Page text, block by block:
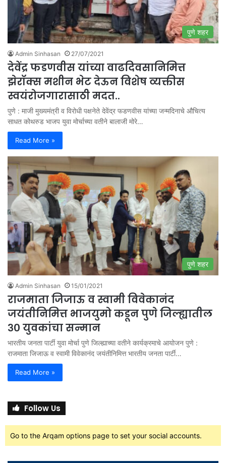
पुणे शहर
Admin Sinhasan 27/07/2021
देवेंद्र फडणवीस यांच्या वाढदिवसानिमित्त
झेरॉक्स मशीन भेट देऊन विशेष व्यक्तीस
स्वयंरोजगारासाठी मदत..
पुणे : माजी मुख्यमंत्री व विरोधी पक्षनेते देवेंद्र फडणवीस यांच्या जन्मदिनाचे औचित्य
साधत कोथरुड भाजप युवा मोर्चाच्या वतीने बालाजी मोरे…
Read More »
पुणे शहर
Admin Sinhasan 15/01/2021
राजमाता जिजाऊ व स्वामी विवेकानंद
जयंतीनिमित्त भाजयुमो कडून पुणे जिल्ह्यातील
३० युवकांचा सन्मान
भारतीय जनता पार्टी युवा मोर्चा पुणे जिल्ह्याच्या वतीने कार्यक्रमाचे आयोजन पुणे :
राजमाता जिजाऊ व स्वामी विवेकानंद जयंतीनिमित्त भारतीय जनता पार्टी…
Read More »
Follow Us
Go to the Arqam options page to set your social accounts.